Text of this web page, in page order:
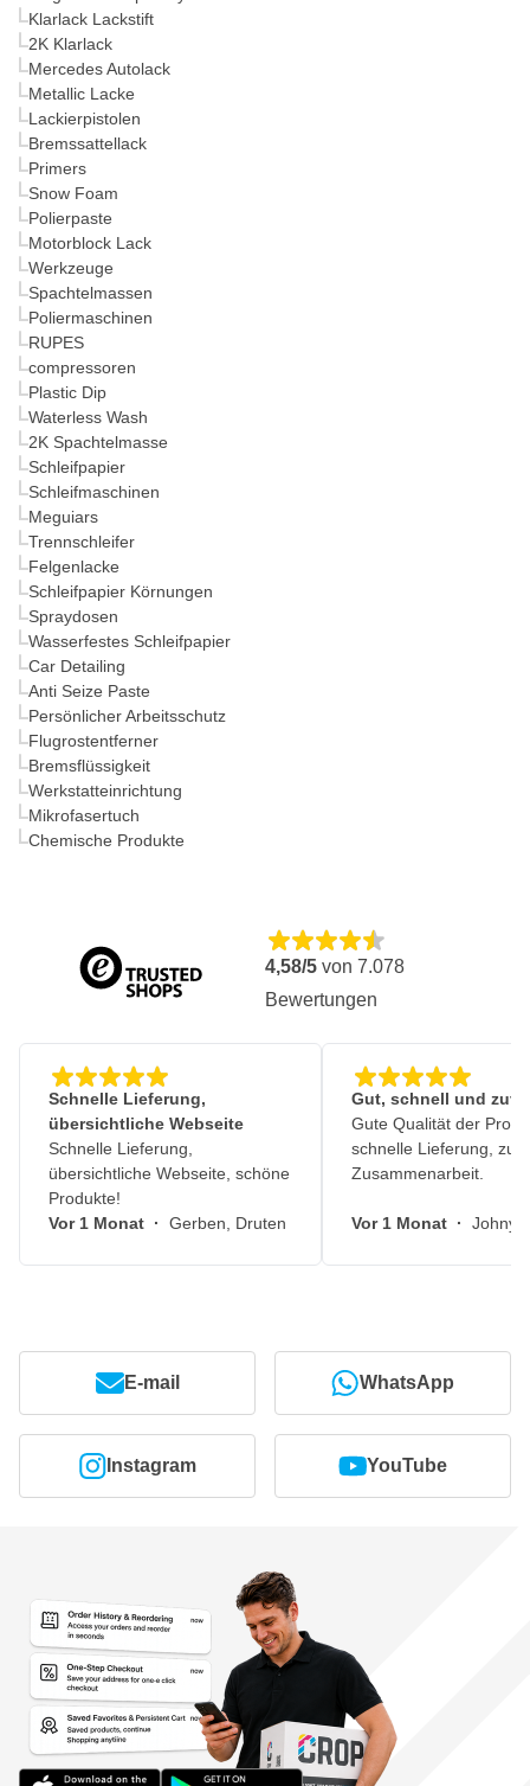
Klarlack Lackstift
2K Klarlack
Mercedes Autolack
Metallic Lacke
Lackierpistolen
Bremssattellack
Primers
Snow Foam
Polierpaste
Motorblock Lack
Werkzeuge
Spachtelmassen
Poliermaschinen
RUPES
compressoren
Plastic Dip
Waterless Wash
2K Spachtelmasse
Schleifpapier
Schleifmaschinen
Meguiars
Trennschleifer
Felgenlacke
Schleifpapier Körnungen
Spraydosen
Wasserfestes Schleifpapier
Car Detailing
Anti Seize Paste
Persönlicher Arbeitsschutz
Flugrostentferner
Bremsflüssigkeit
Werkstatteinrichtung
Mikrofasertuch
Chemische Produkte
4,58/5 von 7.078
Bewertungen
Schnelle Lieferung,
übersichtliche Webseite
Schnelle Lieferung,
übersichtliche Webseite, schöne
Produkte!
Vor 1 Monat · Gerben, Druten
Gut, schnell und
Gute Qualität der
schnelle Lieferung,
Zusammenarbeit.
Vor 1 Monat · Johny,
E-mail WhatsApp
Instagram YouTube